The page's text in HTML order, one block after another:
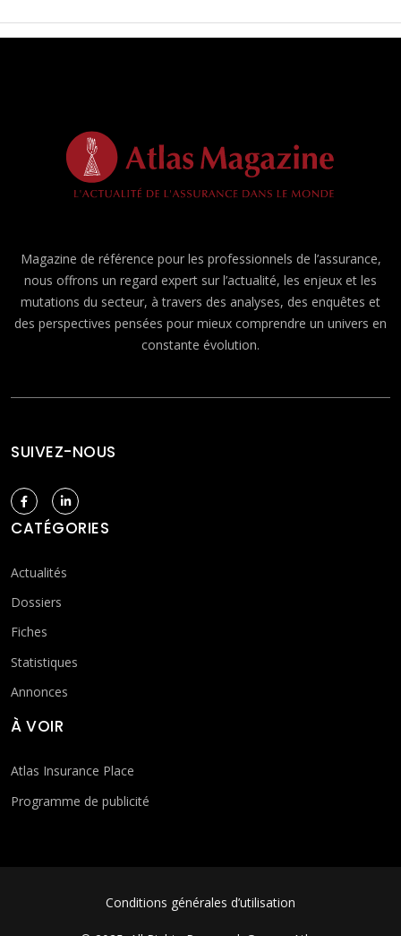
Magazine de référence pour les professionnels de l’assurance,
nous offrons un regard expert sur l’actualité, les enjeux et les
mutations du secteur, à travers des analyses, des enquêtes et
des perspectives pensées pour mieux comprendre un univers en
constante évolution.
SUIVEZ-NOUS
CATÉGORIES
Actualités
Dossiers
Fiches
Statistiques
Annonces
À VOIR
Atlas Insurance Place
Programme de publicité
FOOTER MENUConditions générales d’utilisation